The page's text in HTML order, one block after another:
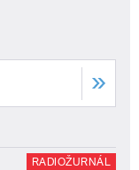
RADIOŽURNÁL